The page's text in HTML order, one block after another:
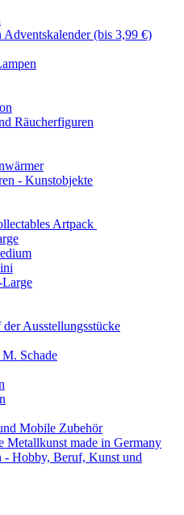
(bis 3,99 €)
Räucherfiguren
- Kunstobjekte
Artpack
Ausstellungsstücke
Schade
Mobile Zubehör
Metallkunst made in Germany
- Hobby, Beruf, Kunst und